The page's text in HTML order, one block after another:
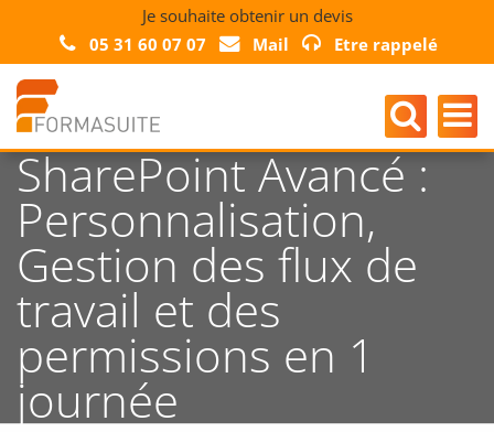
Je souhaite obtenir un devis
05 31 60 07 07
Mail Etre rappelé
SharePoint Avancé :
Personnalisation,
Gestion des flux de
travail et des
permissions en 1
journée